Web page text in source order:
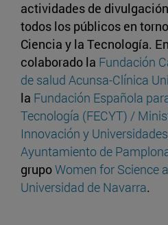
actividades de
todos los públicos en
Ciencia y la Tecnología.
colaborado la Fundación
de salud Acunsa-Clínica
la Fundación Española
Tecnología (FECYT) /
Innovación y Universidades
Ayuntamiento de
grupoWomen for Science
Universidad de Navarra.